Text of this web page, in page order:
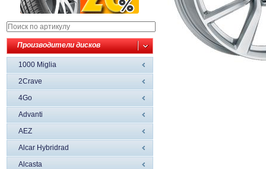
Производители дисков
1000 Miglia
2Crave
4Go
Advanti
AEZ
Alcar Hybridrad
Alcasta